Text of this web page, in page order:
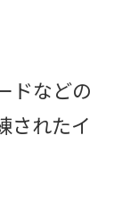
ドなどの
されたイ